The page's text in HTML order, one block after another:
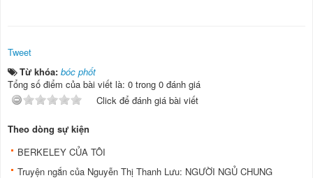
Tweet
Từ khóa: bóc phốt
Tổng số điểm của bài viết là: 0 trong 0 đánh giá
Click để đánh giá bài viết
Theo dòng sự kiện
BERKELEY CỦA TÔI
Truyện ngắn của Nguyễn Thị Thanh Lưu: NGƯỜI NGỦ CHUNG